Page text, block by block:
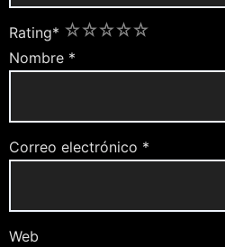
Rating* 5
4
3
2
1
Nombre *
Correo electrónico *
Web